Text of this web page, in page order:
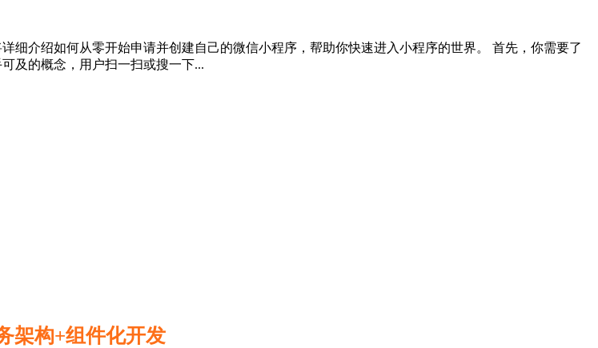
细介绍如何从零开始申请并创建自己的微信小程序，帮助你快速进入小程序的世界。 首先，你需要了
及的概念，用户扫一扫或搜一下...
架构+组件化开发